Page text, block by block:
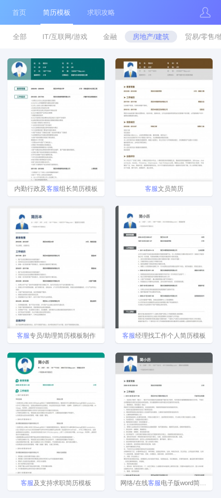
首页 简历模板 求职攻略
全部 IT/互联网/游戏 金融 房地产/建筑 贸易/零售/
内勤行政及客服组长简历模板 客服文员简历
客服专员/助理简历模板制作 客服经理找工作个人简历模板
客服及支持求职简历模板 网络/在线客服电子版word简历模板